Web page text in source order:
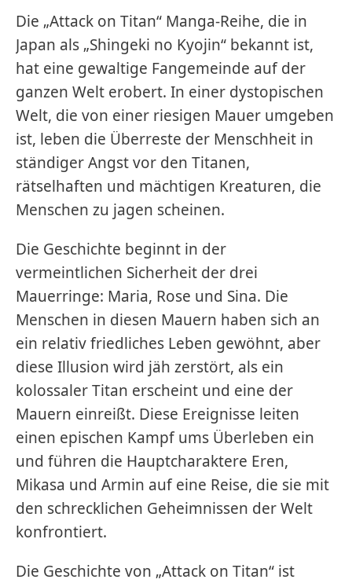
Die „Attack on Titan“ Manga-Reihe, die in
Japan als „Shingeki no Kyojin“ bekannt ist,
hat eine gewaltige Fangemeinde auf der
ganzen Welt erobert. In einer dystopischen
Welt, die von einer riesigen Mauer umgeben
ist, leben die Überreste der Menschheit in
ständiger Angst vor den Titanen,
rätselhaften und mächtigen Kreaturen, die
Menschen zu jagen scheinen.
Die Geschichte beginnt in der
vermeintlichen Sicherheit der drei
Mauerringe: Maria, Rose und Sina. Die
Menschen in diesen Mauern haben sich an
ein relativ friedliches Leben gewöhnt, aber
diese Illusion wird jäh zerstört, als ein
kolossaler Titan erscheint und eine der
Mauern einreißt. Diese Ereignisse leiten
einen epischen Kampf ums Überleben ein
und führen die Hauptcharaktere Eren,
Mikasa und Armin auf eine Reise, die sie mit
den schrecklichen Geheimnissen der Welt
konfrontiert.
Die Geschichte von „Attack on Titan“ ist